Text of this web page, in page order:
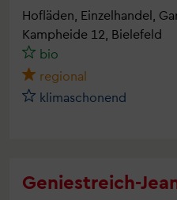
Hofläden, Einzelhandel,
Kampheide 12, Bielefeld
bio
regional
klimaschonend
Geniestreich-